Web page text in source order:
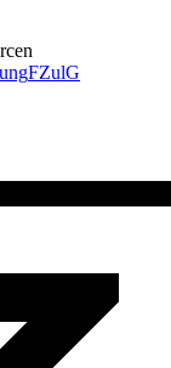
FZulG